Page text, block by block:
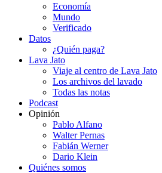
Economía
Mundo
Verificado
Datos
¿Quién paga?
Lava Jato
Viaje al centro de Lava Jato
Los archivos del lavado
Todas las notas
Podcast
Opinión
Pablo Alfano
Walter Pernas
Fabián Werner
Dario Klein
Quiénes somos